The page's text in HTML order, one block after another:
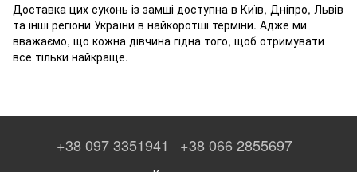
Доставка цих суконь із замші доступна в Київ, Дніпро, Львів
та інші регіони України в найкоротші терміни. Адже ми
вважаємо, що кожна дівчина гідна того, щоб отримувати
все тільки найкраще.
+38 097 3351941 +38 066 2855697